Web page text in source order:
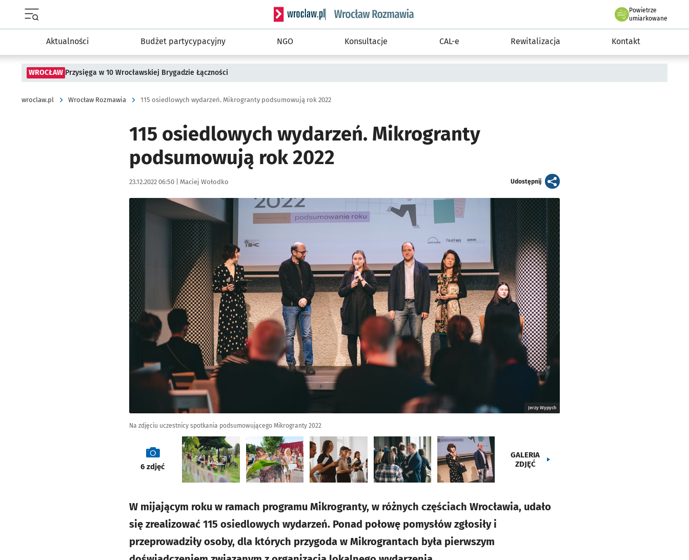
Serwis informacyjny wroclaw.pl podserwis: Rozmawia
Powietrze
we Wrocławiu
umiarkowane
Aktualności Budżet partycypacyjny NGO Konsultacje CAL-e Rewitalizacja Kontakt
WROCŁAW Przysięga w 10 Wrocławskiej Brygadzie Łączności
wroclaw.pl Wrocław Rozmawia 115 osiedlowych wydarzeń. Mikrogranty podsumowują rok 2022
115 osiedlowych wydarzeń. Mikrogranty
podsumowują rok 2022
Data publikacji:
23.12.2022 06:50 | Autor:
Maciej Wołodko Udostępnijartykuł
Kliknij, aby zobaczyć galerię
Jerzy Wypych
Na zdjęciu uczestnicy spotkania podsumowującego Mikrogranty 2022
galeria
6 zdjęć
GALERIA
ZDJĘĆ
W mijającym roku w ramach programu Mikrogranty, w różnych częściach Wrocławia, udało
się zrealizować 115 osiedlowych wydarzeń. Ponad połowę pomysłów zgłosiły i
przeprowadziły osoby, dla których przygoda w Mikrograntach była pierwszym